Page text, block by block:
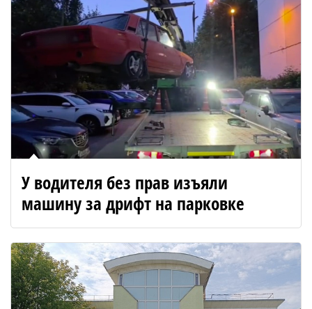
У водителя без прав изъяли
машину за дрифт на парковке